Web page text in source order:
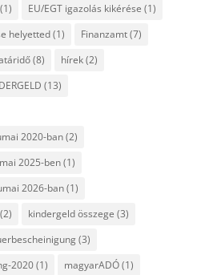
EU/EGT igazolás kikérése (1)
helyetted(1) Finanzamt(7)
(8) hírek(2)
(13)
2020-ban(2)
2025-ben(1)
2026-ban(1)
kindergeld összege (3)
(3)
2020(1) magyarADÓ(1)